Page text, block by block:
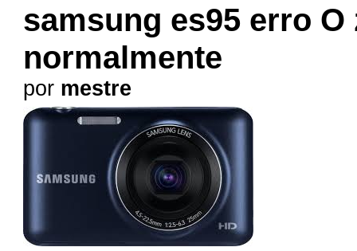
samsung es95 erro
normalmente
por mestre